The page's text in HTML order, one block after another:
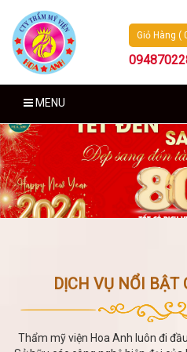
Giỏ Hàng (
MENU
DỊCH VỤ NỔI BẬT
Thẩm mỹ viện Hoa Anh luôn đi